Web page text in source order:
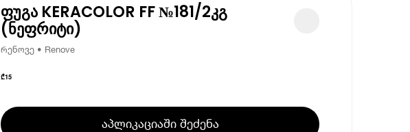
ფუგა KERACOLOR FF №181/2კგ
(ნეფრიტი)
რენოვე • Renove
₾15
აპლიკაციაში შეძენა